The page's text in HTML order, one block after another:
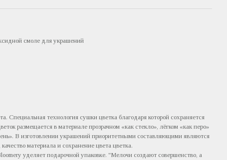
смоле для украшений
Специальная технология сушки цветка благодаря которой сохраняется
размещается в материале прозрачном «как стекло», лёгком «как перо»
В изготовлении украшений приоритетными составляющими являются
материала и сохранение цвета цветка.
уделяет подарочной упаковке. "Мелочи создают совершенство, а